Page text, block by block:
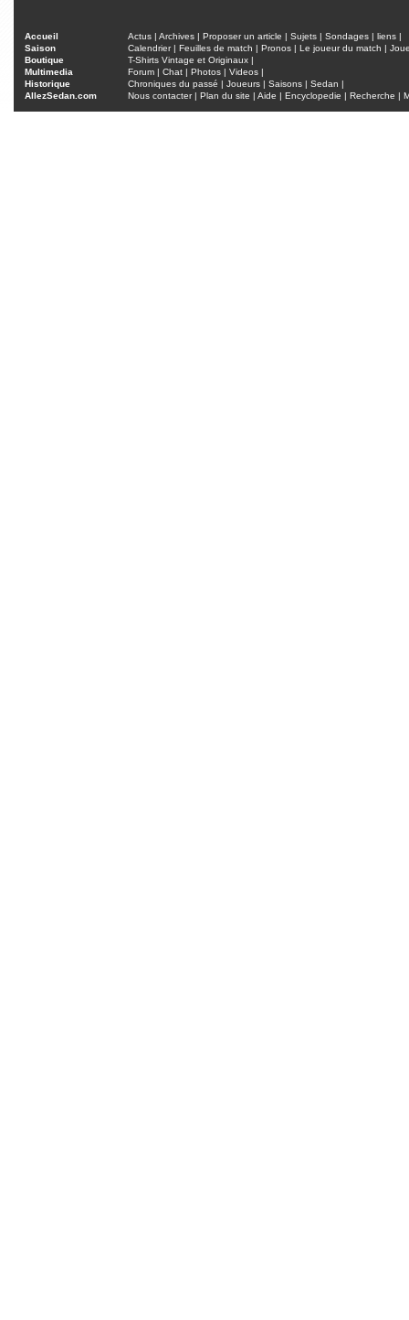
Accueil Actus | Archives | Proposer un article | Sujets | Sondages | liens |
Saison
Calendrier| Feuilles de match | Pronos | Le joueur du match |
Boutique
T-Shirts Vintage et Originaux |
Multimedia
Forum | Chat | Photos | Videos |
Historique
Chroniques du passé | Joueurs | Saisons | Sedan |
AllezSedan.com
Nous contacter| Plan du site | Aide | Encyclopedie | Recherche |